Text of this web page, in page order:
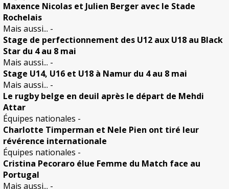
Maxence Nicolas et Julien Berger avec le Stade
Rochelais
Mais aussi... -
Stage de perfectionnement des U12 aux U18 au Black
Star du 4 au 8 mai
Mais aussi... -
Stage U14, U16 et U18 à Namur du 4 au 8 mai
Mais aussi... -
Le rugby belge en deuil après le départ de Mehdi
Attar
Équipes nationales -
Charlotte Timperman et Nele Pien ont tiré leur
révérence internationale
Équipes nationales -
Cristina Pecoraro élue Femme du Match face au
Portugal
Mais aussi... -